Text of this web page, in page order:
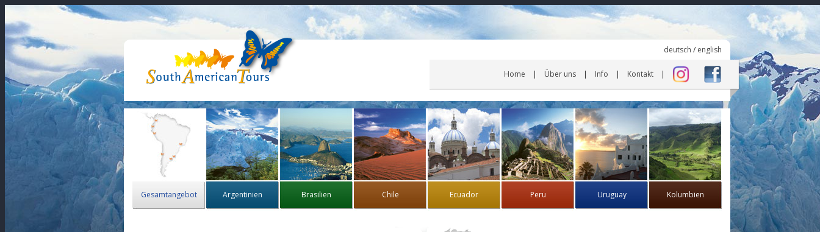
Kontakt
Info
Über uns
Home
deutsch / english
Gesamtangebot Argentinien Brasilien Chile Ecuador Peru Uruguay Kolumbien